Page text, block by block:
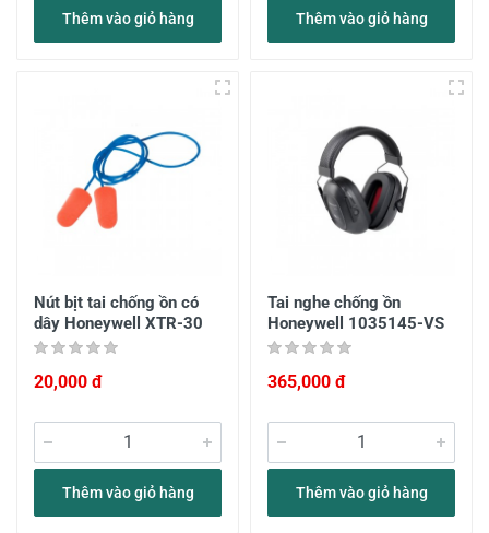
Thêm vào giỏ hàng Thêm vào giỏ hàng
Nút bịt tai chống ồn có
dây Honeywell XTR-30
20,000 đ
Thêm vào giỏ hàng
Tai nghe chống ồn
Honeywell 1035145-VS
365,000 đ
Thêm vào giỏ hàng